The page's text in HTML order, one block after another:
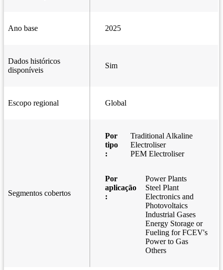
Ano base 2025
Dados históricos
disponíveis
Sim
Escopo regional Global
Segmentos cobertos
Por
tipo
:
Traditional Alkaline
Electroliser
PEM Electroliser
Por
aplicação
:
Power Plants
Steel Plant
Electronics and
Photovoltaics
Industrial Gases
Energy Storage or
Fueling for FCEV's
Power to Gas
Others